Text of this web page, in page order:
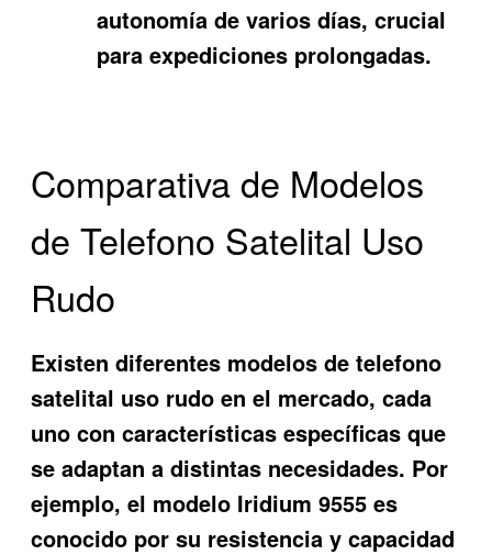
autonomía de varios días, crucial
para expediciones prolongadas.
Comparativa de Modelos
de Telefono Satelital Uso
Rudo
Existen diferentes modelos detelefono
satelital uso rudo en el mercado, cada
uno con características específicas que
se adaptan a distintas necesidades. Por
ejemplo, el modelo Iridium 9555 es
conocido por su resistencia y capacidad